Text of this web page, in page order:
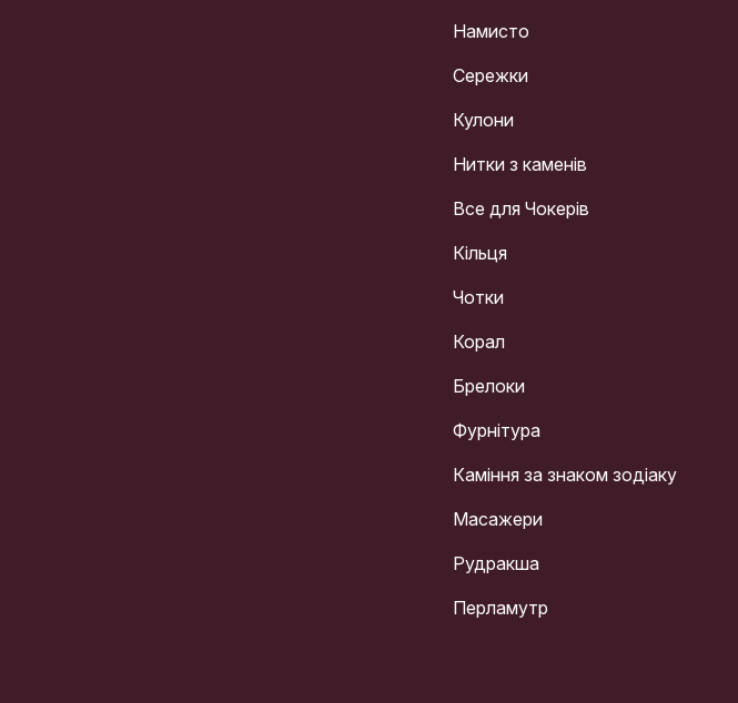
Намисто
Сережки
Кулони
Нитки з каменів
Все для Чокерів
Кільця
Чотки
Корал
Брелоки
Фурнітура
Каміння за знаком зодіаку
Масажери
Рудракша
Перламутр